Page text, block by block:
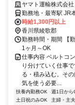
ヤマト運輸株式会
勤務地・最寄駅 JR
時給1,300円以上
香川県綾歌郡
勤務時間・期間 【
1ヶ月～OK
仕事内容 ベルトコ
り分けていく仕事
る・積み込む。そ
気を使う必要...
扶養内勤務OK 週1日から
土日祝のみOK
主婦・主